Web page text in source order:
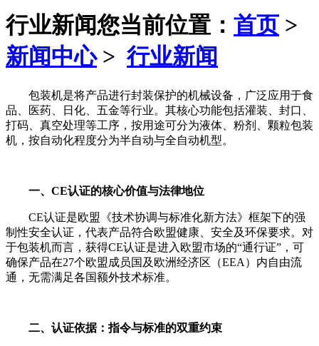
行业新闻您当前位置： 首页 >
新闻中心> 行业新闻
包装机是将产品进行封装保护的机械设备，广泛应用于食
品、医药、日化、五金等行业。其核心功能包括灌装、封口、
打码、真空处理等工序，按用途可分为液体、粉剂、颗粒包装
机，按自动化程度分为半自动与全自动机型。
一、CE认证的核心价值与法律地位
CE认证是欧盟《技术协调与标准化新方法》框架下的强
制性安全认证，代表产品符合欧盟健康、安全及环保要求。对
于包装机而言，获得CE认证是进入欧盟市场的“通行证”，可
确保产品在27个欧盟成员国及欧洲经济区（EEA）内自由流
通，无需满足各国额外技术标准。
二、认证依据：指令与标准的双重约束